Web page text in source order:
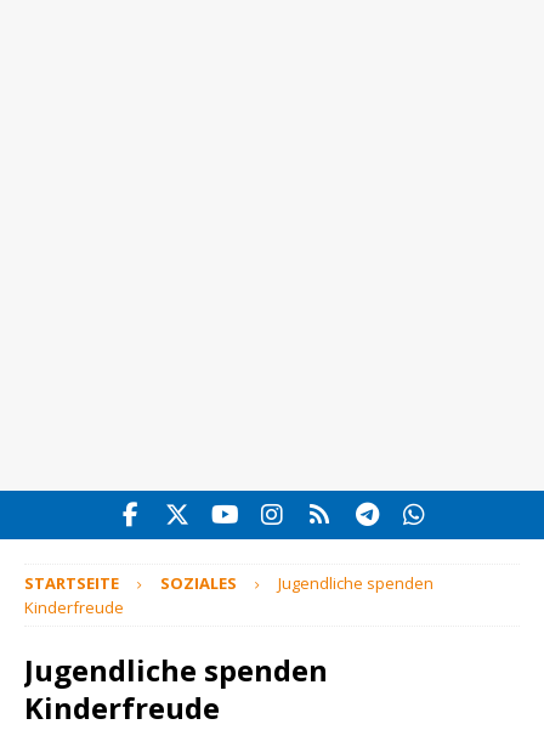
STARTSEITE SOZIALES
Jugendliche spenden
Kinderfreude
Jugendliche spenden
Kinderfreude